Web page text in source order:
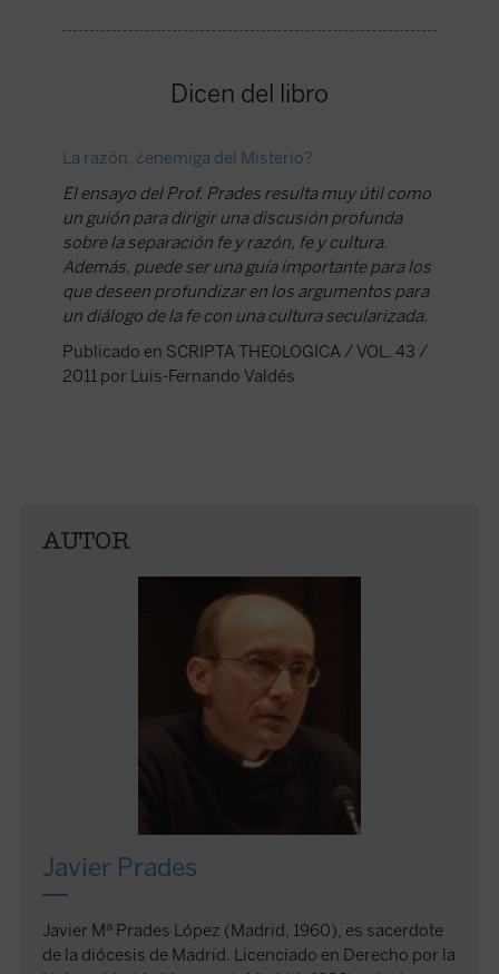
Dicen del libro
La razón, ¿enemiga del Misterio?
El ensayo del Prof. Prades resulta muy útil como
un guión para dirigir una discusión profunda
sobre la separación fe y razón, fe y cultura.
Además, puede ser una guía importante para los
que deseen profundizar en los argumentos para
un diálogo de la fe con una cultura secularizada.
Publicado en SCRIPTA THEOLOGICA / VOL. 43 /
2011 por Luis-Fernando Valdés
AUTOR
Javier Prades
Javier Mª Prades López (Madrid, 1960), es sacerdote
de la diócesis de Madrid. Licenciado en Derecho por la